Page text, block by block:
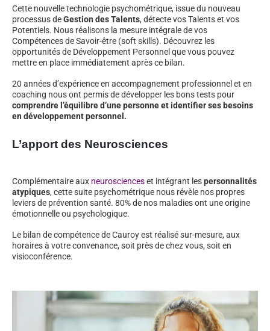
Cette nouvelle technologie psychométrique, issue du nouveau
processus deGestion des Talents, détecte vos Talents et vos
Potentiels. Nous réalisons la mesure intégrale de vos
Compétences de Savoir-être (soft skills). Découvrez les
opportunités de Développement Personnel que vous pouvez
mettre en place immédiatement après ce bilan.
20 années d’expérience en accompagnement professionnel et en
coaching nous ont permis de développer les bons tests pour
comprendre l’équilibre d’une personne et identifier ses besoins
en développement personnel.
L’apport des Neurosciences
Complémentaire aux neuroscienceset intégrant lespersonnalités
atypiques, cette suite psychométrique nous révèle nos propres
leviers de prévention santé. 80% de nos maladies ont une origine
émotionnelle ou psychologique.
Le bilan de compétence de Cauroy est réalisé sur-mesure, aux
horaires à votre convenance, soit près de chez vous, soit en
visioconférence.